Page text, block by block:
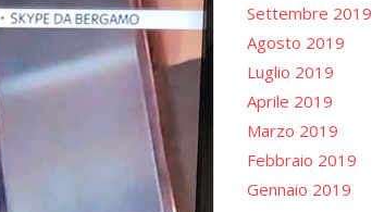
Settembre 2019
Agosto 2019
Luglio 2019
Aprile 2019
Marzo 2019
Febbraio 2019
Gennaio 2019